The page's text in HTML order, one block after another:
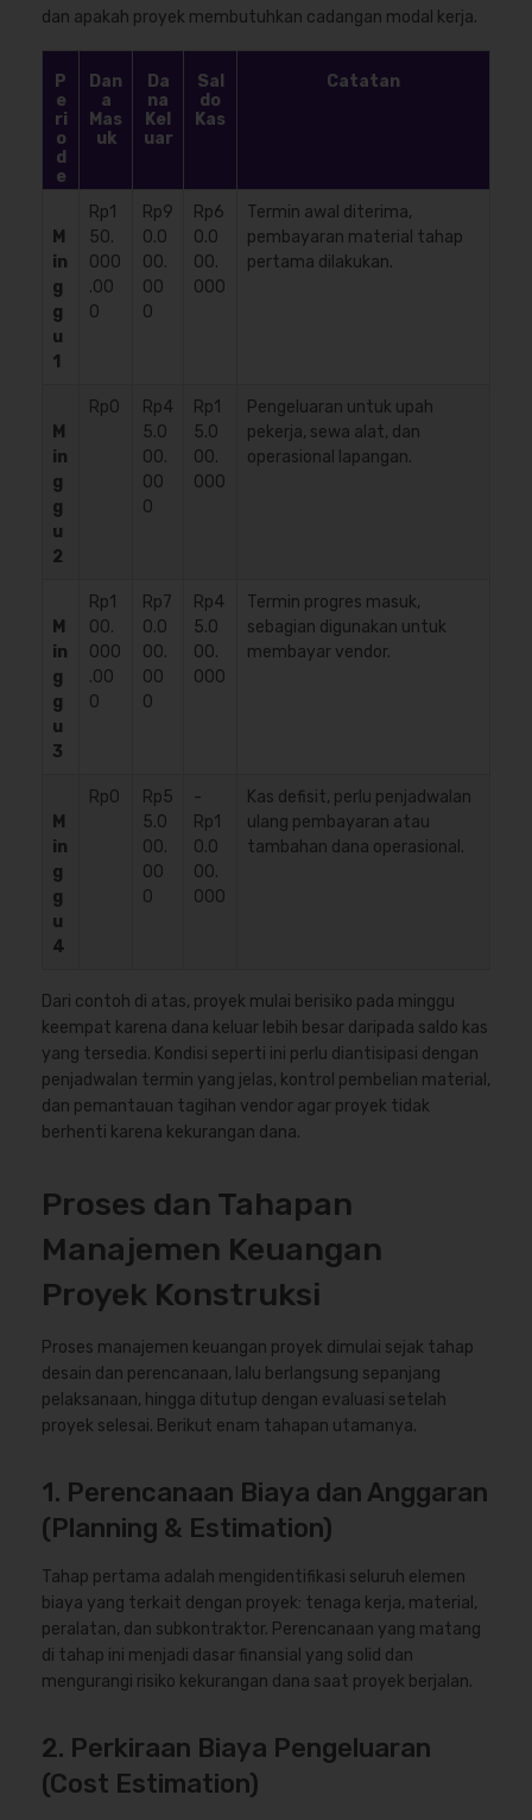
dan apakah proyek membutuhkan cadangan modal kerja.
P
e
ri
o
d
e
Dan
a
Mas
uk
Da
na
Kel
uar
Sal
do
Kas
Catatan
M
in
g
g
u
1
Rp1
50.
000
.00
0
Rp9
0.0
00.
00
0
Rp6
0.0
00.
000
Termin awal diterima,
pembayaran material tahap
pertama dilakukan.
M
in
g
g
u
2
Rp0
Rp4
5.0
00.
00
0
Rp1
5.0
00.
000
Pengeluaran untuk upah
pekerja, sewa alat, dan
operasional lapangan.
M
in
g
g
u
3
Rp1
00.
000
.00
0
Rp7
0.0
00.
00
0
Rp4
5.0
00.
000
Termin progres masuk,
sebagian digunakan untuk
membayar vendor.
M
in
g
g
u
4
Rp0
Rp5
5.0
00.
00
0
-
Rp1
0.0
00.
000
Kas defisit, perlu penjadwalan
ulang pembayaran atau
tambahan dana operasional.
Dari contoh di atas, proyek mulai berisiko pada minggu
keempat karena dana keluar lebih besar daripada saldo kas
yang tersedia. Kondisi seperti ini perlu diantisipasi dengan
penjadwalan termin yang jelas, kontrol pembelian material,
dan pemantauan tagihan vendor agar proyek tidak
berhenti karena kekurangan dana.
Proses dan Tahapan
Manajemen Keuangan
Proyek Konstruksi
Proses manajemen keuangan proyek dimulai sejak tahap
desain dan perencanaan, lalu berlangsung sepanjang
pelaksanaan, hingga ditutup dengan evaluasi setelah
proyek selesai. Berikut enam tahapan utamanya.
1. Perencanaan Biaya dan Anggaran
(Planning & Estimation)
Tahap pertama adalah mengidentifikasi seluruh elemen
biaya yang terkait dengan proyek: tenaga kerja, material,
peralatan, dan subkontraktor. Perencanaan yang matang
di tahap ini menjadi dasar finansial yang solid dan
mengurangi risiko kekurangan dana saat proyek berjalan.
2. Perkiraan Biaya Pengeluaran
(Cost Estimation)